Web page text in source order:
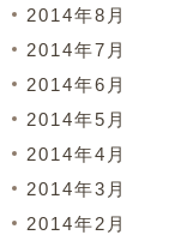
2014年8月
2014年7月
2014年6月
2014年5月
2014年4月
2014年3月
2014年2月